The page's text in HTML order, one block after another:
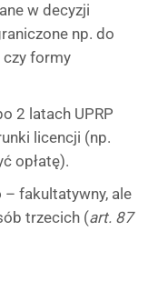
w decyzji
np. do
formy
2 latach UPRP
licencji (np.
opłatę).
– fakultatywny, ale
trzecich (art. 87